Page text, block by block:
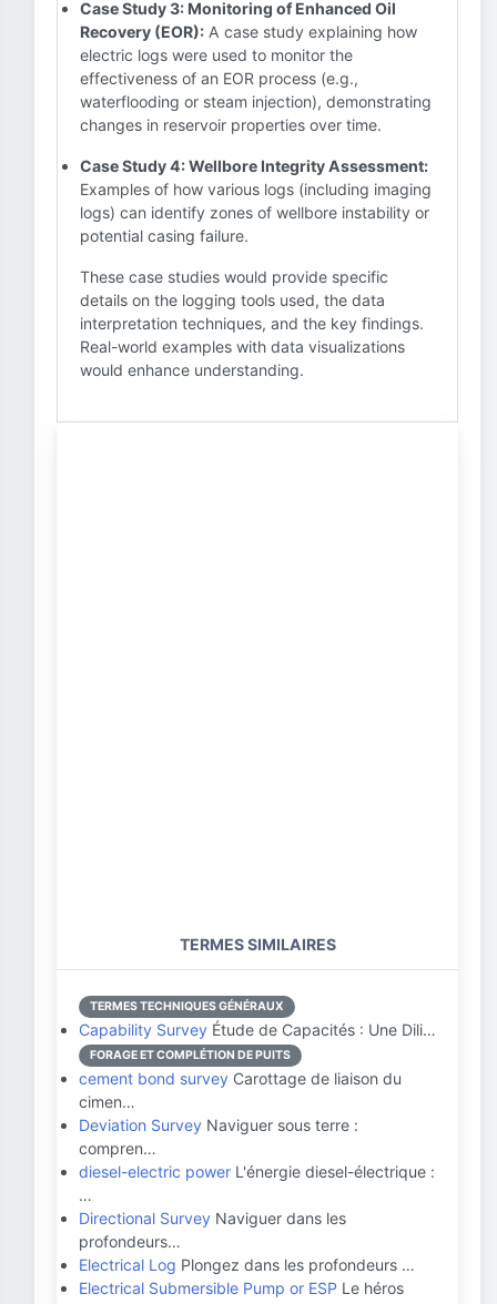
Case Study 3: Monitoring of Enhanced Oil
Recovery (EOR): A case study explaining how
electric logs were used to monitor the
effectiveness of an EOR process (e.g.,
waterflooding or steam injection), demonstrating
changes in reservoir properties over time.
Case Study 4: Wellbore Integrity Assessment:
Examples of how various logs (including imaging
logs) can identify zones of wellbore instability or
potential casing failure.
These case studies would provide specific
details on the logging tools used, the data
interpretation techniques, and the key findings.
Real-world examples with data visualizations
would enhance understanding.
TERMES SIMILAIRES
TERMES TECHNIQUES GÉNÉRAUX
Capability Survey Étude de Capacités : Une Dili…
FORAGE ET COMPLÉTION DE PUITS
cement bond survey Carottage de liaison du
cimen…
Deviation Survey Naviguer sous terre :
compren…
diesel-electric power L'énergie diesel-électrique :
…
Directional Survey Naviguer dans les
profondeurs…
Electrical Log Plongez dans les profondeurs …
Electrical Submersible Pump or ESP Le héros